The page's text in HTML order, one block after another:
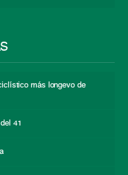
más longevo de
41